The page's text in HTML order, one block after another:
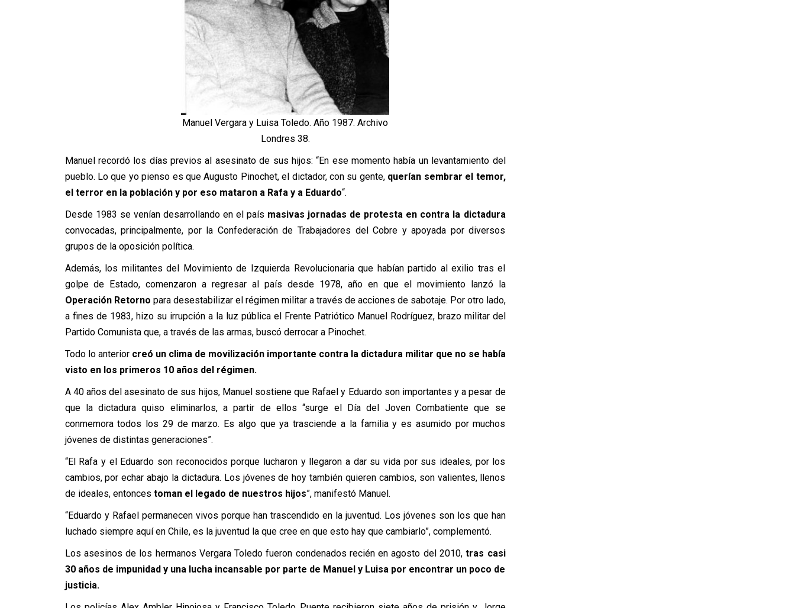
Manuel Vergara y Luisa Toledo. Año 1987. Archivo
Londres 38.
Manuel recordó los días previos al asesinato de sus hijos: “En ese momento había un levantamiento del
pueblo. Lo que yo pienso es que Augusto Pinochet, el dictador, con su gente,querían sembrar el temor,
el terror en la población y por eso mataron a Rafa y a Eduardo“.
Desde 1983 se venían desarrollando en el país masivas jornadas de protesta en contra la dictadura
convocadas, principalmente, por la Confederación de Trabajadores del Cobre y apoyada por diversos
grupos de la oposición política.
Además, los militantes del Movimiento de Izquierda Revolucionaria que habían partido al exilio tras el
golpe de Estado, comenzaron a regresar al país desde 1978, año en que el movimiento lanzó la
Operación Retorno para desestabilizar el régimen militar a través de acciones de sabotaje. Por otro lado,
a fines de 1983, hizo su irrupción a la luz pública el Frente Patriótico Manuel Rodríguez, brazo militar del
Partido Comunista que, a través de las armas, buscó derrocar a Pinochet.
Todo lo anteriorcreó un clima de movilización importante contra la dictadura militar que no se había
visto en los primeros 10 años del régimen.
A 40 años del asesinato de sus hijos, Manuel sostiene que Rafael y Eduardo son importantes y a pesar de
que la dictadura quiso eliminarlos, a partir de ellos “surge el Día del Joven Combatiente que se
conmemora todos los 29 de marzo. Es algo que ya trasciende a la familia y es asumido por muchos
jóvenes de distintas generaciones”.
“El Rafa y el Eduardo son reconocidos porque lucharon y llegaron a dar su vida por sus ideales, por los
cambios, por echar abajo la dictadura. Los jóvenes de hoy también quieren cambios, son valientes, llenos
de ideales, entonces toman el legado de nuestros hijos”, manifestó Manuel.
“Eduardo y Rafael permanecen vivos porque han trascendido en la juventud. Los jóvenes son los que han
luchado siempre aquí en Chile, es la juventud la que cree en que esto hay que cambiarlo”, complementó.
Los asesinos de los hermanos Vergara Toledo fueron condenados recién en agosto del 2010,tras casi
30 años de impunidad y una lucha incansable por parte de Manuel y Luisa por encontrar un poco de
justicia.